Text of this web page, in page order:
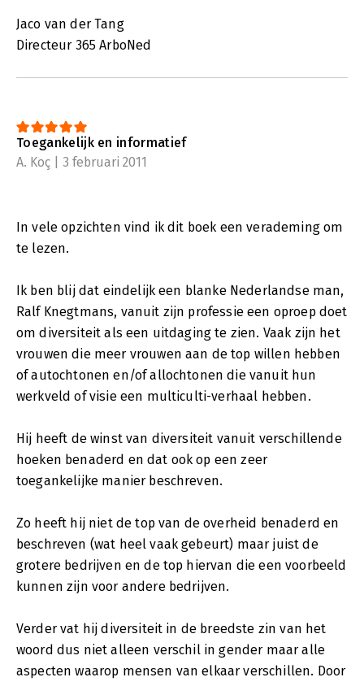
Jaco van der Tang
Directeur 365 ArboNed
Toegankelijk en informatief
A. Koç | 3 februari 2011
In vele opzichten vind ik dit boek een verademing om
te lezen.
Ik ben blij dat eindelijk een blanke Nederlandse man,
Ralf Knegtmans, vanuit zijn professie een oproep doet
om diversiteit als een uitdaging te zien. Vaak zijn het
vrouwen die meer vrouwen aan de top willen hebben
of autochtonen en/of allochtonen die vanuit hun
werkveld of visie een multiculti-verhaal hebben.
Hij heeft de winst van diversiteit vanuit verschillende
hoeken benaderd en dat ook op een zeer
toegankelijke manier beschreven.
Zo heeft hij niet de top van de overheid benaderd en
beschreven (wat heel vaak gebeurt) maar juist de
grotere bedrijven en de top hiervan die een voorbeeld
kunnen zijn voor andere bedrijven.
Verder vat hij diversiteit in de breedste zin van het
woord dus niet alleen verschil in gender maar alle
aspecten waarop mensen van elkaar verschillen. Door